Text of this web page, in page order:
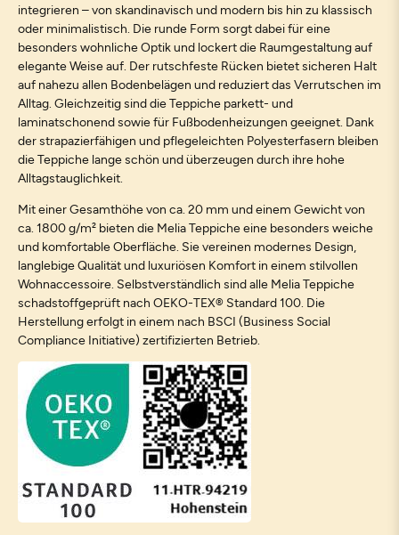
integrieren – von skandinavisch und modern bis hin zu klassisch
oder minimalistisch. Die runde Form sorgt dabei für eine
besonders wohnliche Optik und lockert die Raumgestaltung auf
elegante Weise auf. Der rutschfeste Rücken bietet sicheren Halt
auf nahezu allen Bodenbelägen und reduziert das Verrutschen im
Alltag. Gleichzeitig sind die Teppiche parkett- und
laminatschonend sowie für Fußbodenheizungen geeignet. Dank
der strapazierfähigen und pflegeleichten Polyesterfasern bleiben
die Teppiche lange schön und überzeugen durch ihre hohe
Alltagstauglichkeit.
Mit einer Gesamthöhe von ca. 20 mm und einem Gewicht von
ca. 1800 g/m² bieten die Melia Teppiche eine besonders weiche
und komfortable Oberfläche. Sie vereinen modernes Design,
langlebige Qualität und luxuriösen Komfort in einem stilvollen
Wohnaccessoire. Selbstverständlich sind alle Melia Teppiche
schadstoffgeprüft nach OEKO-TEX® Standard 100. Die
Herstellung erfolgt in einem nach BSCI (Business Social
Compliance Initiative) zertifizierten Betrieb.